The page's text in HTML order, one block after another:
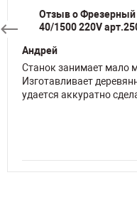
Отзыв о Фрезерный
40/1500 220V
Андрей
Станок занимает мало
Изготавливает
удается аккуратно